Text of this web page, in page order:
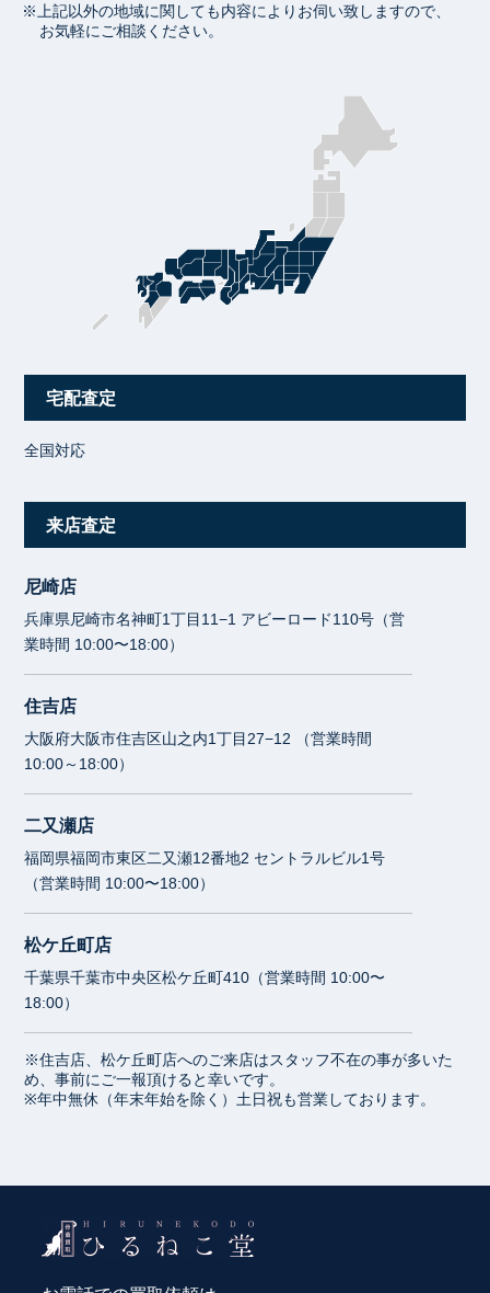
※上記以外の地域に関しても内容によりお伺い致しますので、
お気軽にご相談ください。
宅配査定
全国対応
来店査定
尼崎店
兵庫県尼崎市名神町1丁目11−1 アビーロード110号（営
業時間 10:00〜18:00）
住吉店
大阪府大阪市住吉区山之内1丁目27−12 （営業時間
10:00～18:00）
二又瀬店
福岡県福岡市東区二又瀬12番地2 セントラルビル1号
（営業時間 10:00〜18:00）
松ケ丘町店
千葉県千葉市中央区松ケ丘町410（営業時間 10:00〜
18:00）
※住吉店、松ケ丘町店へのご来店はスタッフ不在の事が多いた
め、事前にご一報頂けると幸いです。
※年中無休（年末年始を除く）土日祝も営業しております。